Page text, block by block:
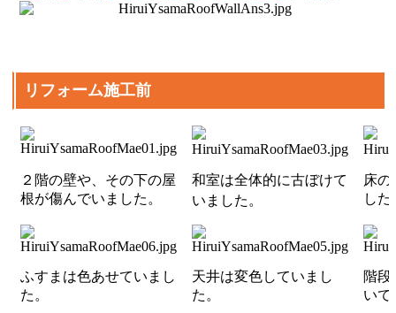
リフォーム施工前
２階の壁や、その下の屋
根が傷んでいました。
和室は全体的に古ぼけて
いました 。
床の
した
ふすまは色あせていまし
た。
天井は変色していまし
た。
階段
いて